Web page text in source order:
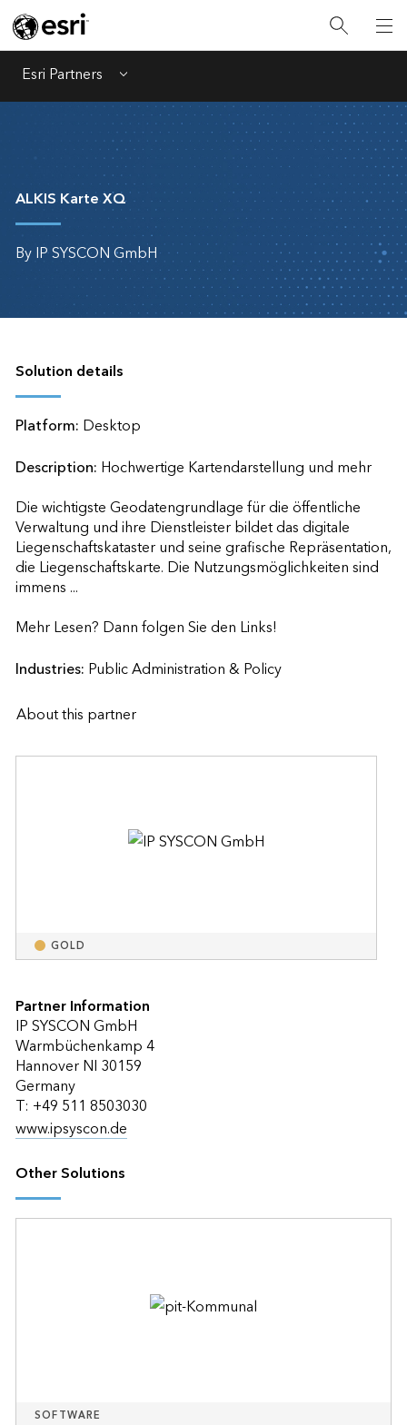
Esri Partners Menu
ALKIS Karte XQ
By IP SYSCON GmbH
Solution details
Platform: Desktop
Description: Hochwertige Kartendarstellung und mehr
Die wichtigste Geodatengrundlage für die öffentliche
Verwaltung und ihre Dienstleister bildet das digitale
Liegenschaftskataster und seine grafische Repräsentation,
die Liegenschaftskarte. Die Nutzungsmöglichkeiten sind
immens ...
Mehr Lesen? Dann folgen Sie den Links!
Industries: Public Administration & Policy
About this partner
GOLD
Partner Information
IP SYSCON GmbH
Warmbüchenkamp 4
Hannover NI 30159
Germany
T: +49 511 8503030
www.ipsyscon.de
Other Solutions
SOFTWARE